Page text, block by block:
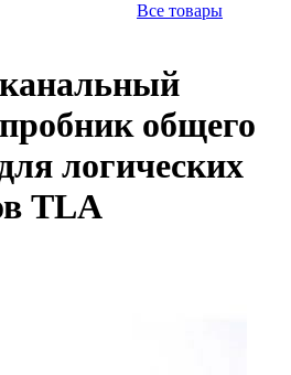
Все товары
общего
логических
TLA